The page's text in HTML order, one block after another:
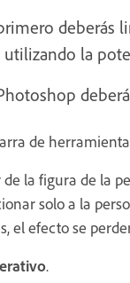
la
de
la figura de la
solo a la
el efecto se
.